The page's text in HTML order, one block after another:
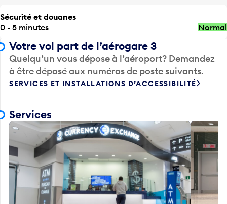
Sécurité et douanes
0 - 5 minutes
Normal
Votre vol part de l’aérogare 3
Quelqu’un vous dépose à l’aéroport? Demandez
à être déposé aux numéros de poste suivants.
SERVICES ET INSTALLATIONS D’ACCESSIBILITÉ
Services